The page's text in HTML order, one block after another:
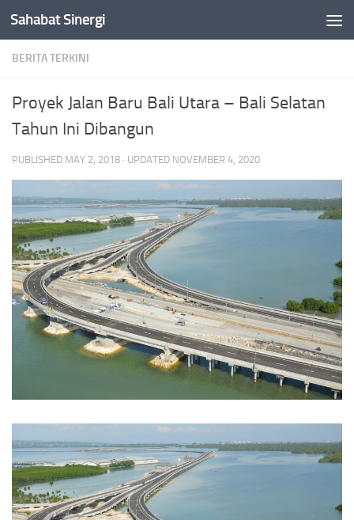
Skip to content
Sahabat Sinergi
BERITA TERKINI
Proyek Jalan Baru Bali Utara – Bali Selatan
Tahun Ini Dibangun
PUBLISHED MAY 2, 2018 · UPDATED NOVEMBER 4, 2020